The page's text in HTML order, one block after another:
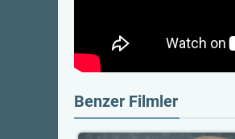
Benzer Filmler